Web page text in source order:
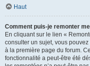
Haut
Comment puis-je remonter
En cliquant sur le lien «
consulter un sujet, vous
à la première page du forum.
fonctionnalité a peut-être été